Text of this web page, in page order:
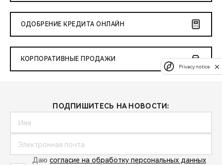
ОДОБРЕНИЕ КРЕДИТА ОНЛАЙН
КОРПОРАТИВНЫЕ ПРОДАЖИ
ПОДПИШИТЕСЬ НА НОВОСТИ:
Даю согласие на обработку персональных данных
Privacy notice